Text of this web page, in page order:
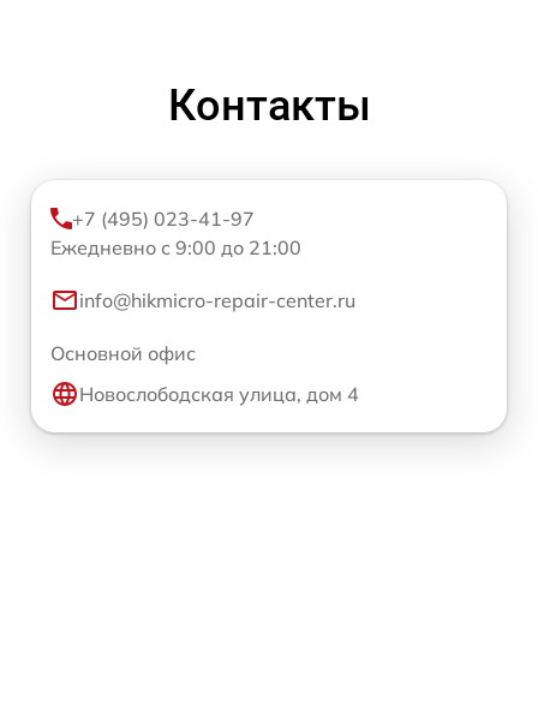
Контакты
+7 (495) 023-41-97
Ежедневно с 9:00 до 21:00
info@hikmicro-repair-center.ru
Основной офис
Новослободская улица, дом 4